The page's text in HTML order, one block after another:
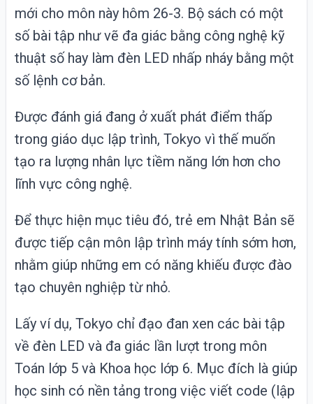
mới cho môn này hôm 26-3. Bộ sách có một
số bài tập như vẽ đa giác bằng công nghệ kỹ
thuật số hay làm đèn LED nhấp nháy bằng một
số lệnh cơ bản.
Được đánh giá đang ở xuất phát điểm thấp
trong giáo dục lập trình, Tokyo vì thế muốn
tạo ra lượng nhân lực tiềm năng lớn hơn cho
lĩnh vực công nghệ.
Để thực hiện mục tiêu đó, trẻ em Nhật Bản sẽ
được tiếp cận môn lập trình máy tính sớm hơn,
nhằm giúp những em có năng khiếu được đào
tạo chuyên nghiệp từ nhỏ.
Lấy ví dụ, Tokyo chỉ đạo đan xen các bài tập
về đèn LED và đa giác lần lượt trong môn
Toán lớp 5 và Khoa học lớp 6. Mục đích là giúp
học sinh có nền tảng trong việc viết code (lập